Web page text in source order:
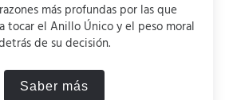
más profundas por las que
tocar el Anillo Único y el peso moral
de su decisión.
Saber más¿Por qué Gandalf no